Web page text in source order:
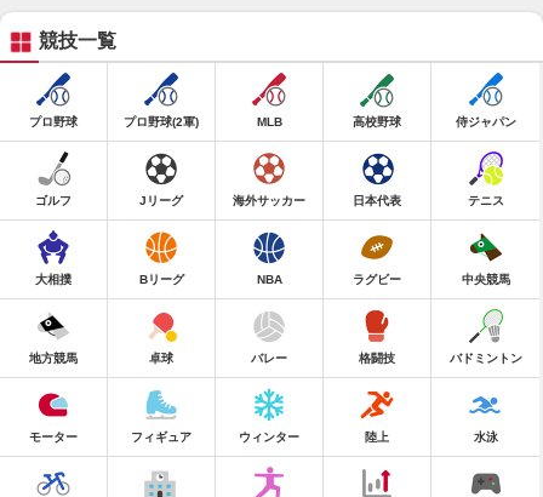
競技一覧
プロ野球 プロ野球(2軍) MLB 高校野球 侍ジャパン
ゴルフ Jリーグ 海外サッカー 日本代表 テニス
大相撲 Bリーグ NBA ラグビー 中央競馬
地方競馬 卓球 バレー 格闘技 バドミントン
モーター フィギュア ウィンター 陸上 水泳